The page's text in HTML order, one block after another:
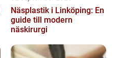
Näsplastik i Linköping: En
guide till modern
näskirurgi